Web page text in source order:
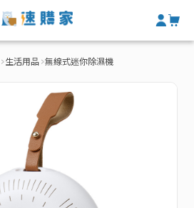
生活用品 無線式迷你除濕機